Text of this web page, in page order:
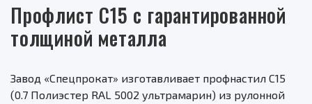
Профлист С15 с гарантированной
толщиной металла
Завод «Спецпрокат» изготавливает профнастил С15
(0.7 Полиэстер RAL 5002 ультрамарин) из рулонной